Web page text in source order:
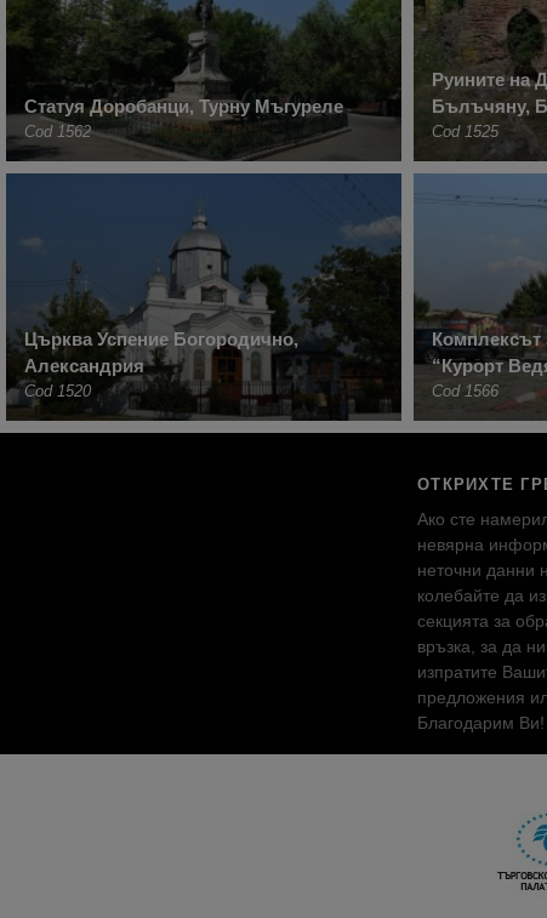
Статуя Доробанци, Турну Мъгуреле
Cod 1562
Руините на
Бълъчяну,
Cod 1525
Църква Успение Богородично,
Александрия
Cod 1520
Комплексът
“Курорт
Cod 1566
ОТКРИХТЕ
Ако сте
невярна
неточни данни
колебайте да
секцията за
връзка, за да ни
изпратите
предложения
Благодарим Ви!